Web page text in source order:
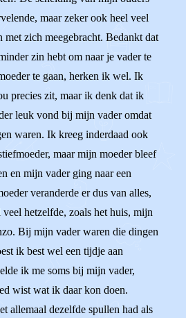
maar zeker ook heel veel
met zich meegebracht. Bedankt dat
zin hebt om naar je vader te
te gaan, herken ik wel. Ik
precies zit, maar ik denk dat ik
leuk vond bij mijn vader omdat
waren. Ik kreeg inderdaad ook
maar mijn moeder bleef
en mijn vader ging naar een
veranderde er dus van alles,
hetzelfde, zoals het huis, mijn
Bij mijn vader waren die dingen
ik best wel een tijdje aan
ik me soms bij mijn vader,
wist wat ik daar kon doen.
allemaal dezelfde spullen had als